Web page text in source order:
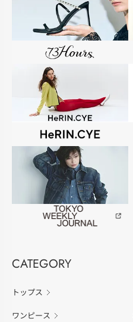
CATEGORY
トップス
ワンピース